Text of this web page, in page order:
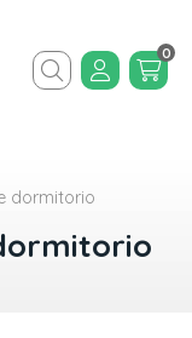
Buscar
0
dormitorio